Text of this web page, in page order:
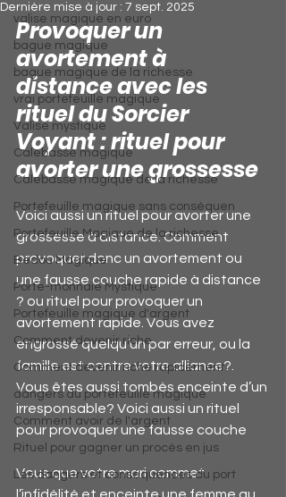
valise magique en euro
bague magique
bague magique de la richesse
vrai portefeuille magique
Valise mystique
Calebasse magique
Calebasse magique de la richesse
Portefeuille magique sans conséquen
Portefeuille Magique de la richesse
Bedou Magique
Porte-monnaie Mystique
Portefeuille magique d'argent
Comment devenir riche
Comment devenir riche rapidement
dangers du portefeuille magique
Comment avoir de l'argent
Rituel pour gagner un procès en jus
Les dangers et conséquences du port
Dernière mise à jour : 7 sept. 2025
Provoquer un
avortement à
distance avec les
rituel du Sorcier
Voyant : rituel pour
avorter une grossesse
Voici aussi un rituel pour avorter une
grossesse à distance. Comment
provoquer donc un avortement ou
une fausse couche rapide à distance
? ou rituel pour provoquer un
avortement rapide. Vous avez
engrossé quelqu’un par erreur, ou la
famille est contre votre alliance?.
Vous êtes aussi tombés enceinte d’un
irresponsable? Voici aussi un rituel
pour provoquer une fausse couche
Vous que votre mari commet